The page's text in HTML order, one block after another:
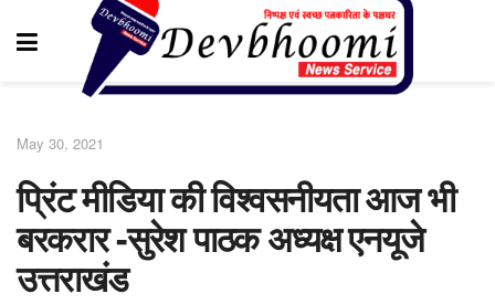
May 30, 2021
प्रिंट मीडिया की विश्वसनीयता आज भी
बरकरार -सुरेश पाठक अध्यक्ष एनयूजे
उत्तराखंड